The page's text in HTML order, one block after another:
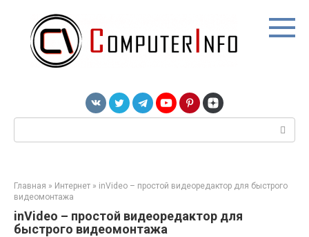
контенту
Главная » Интернет » inVideo – простой видеоредактор для быстрого
видеомонтажа
inVideo – простой видеоредактор для
быстрого видеомонтажа